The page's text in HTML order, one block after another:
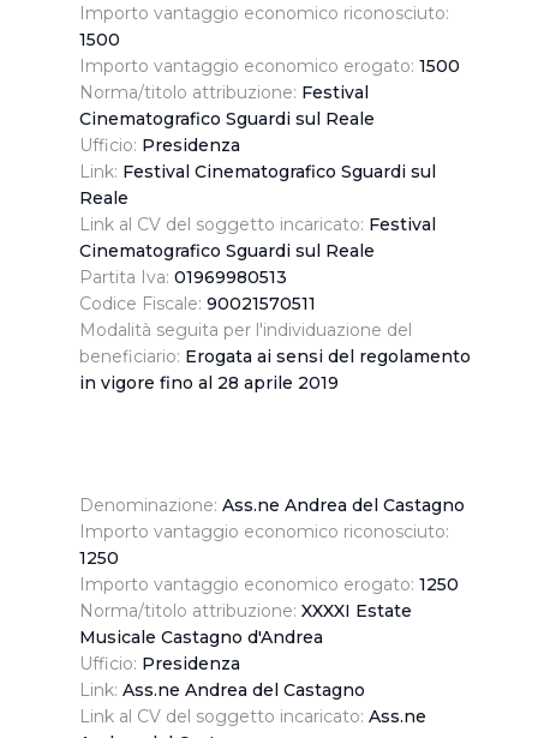
Importo vantaggio economico riconosciuto:
1500
Importo vantaggio economico erogato: 1500
Norma/titolo attribuzione: Festival
Cinematografico Sguardi sul Reale
Ufficio: Presidenza
Link: Festival Cinematografico Sguardi sul
Reale
Link al CV del soggetto incaricato: Festival
Cinematografico Sguardi sul Reale
Partita Iva: 01969980513
Codice Fiscale: 90021570511
Modalità seguita per l'individuazione del
beneficiario: Erogata ai sensi del regolamento
in vigore fino al 28 aprile 2019
Denominazione: Ass.ne Andrea del Castagno
Importo vantaggio economico riconosciuto:
1250
Importo vantaggio economico erogato: 1250
Norma/titolo attribuzione: XXXXI Estate
Musicale Castagno d'Andrea
Ufficio: Presidenza
Link: Ass.ne Andrea del Castagno
Link al CV del soggetto incaricato: Ass.ne